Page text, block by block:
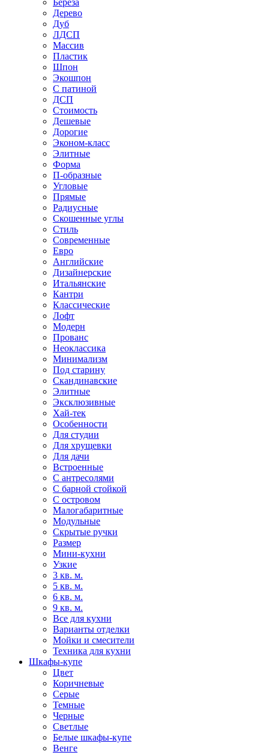
Береза
Дерево
Дуб
ЛДСП
Массив
Пластик
Шпон
Экошпон
С патиной
ДСП
Стоимость
Дешевые
Дорогие
Эконом-класс
Элитные
Форма
П-образные
Угловые
Прямые
Радиусные
Скошенные углы
Стиль
Современные
Евро
Английские
Дизайнерские
Итальянские
Кантри
Классические
Лофт
Модерн
Прованс
Неоклассика
Минимализм
Под старину
Скандинавские
Элитные
Эксклюзивные
Хай-тек
Особенности
Для студии
Для хрущевки
Для дачи
Встроенные
С антресолями
С барной стойкой
С островом
Малогабаритные
Модульные
Скрытые ручки
Размер
Мини-кухни
Узкие
3 кв. м.
5 кв. м.
6 кв. м.
9 кв. м.
Все для кухни
Варианты отделки
Мойки и смесители
Техника для кухни
Шкафы-купе
Цвет
Коричневые
Серые
Темные
Черные
Светлые
Белые шкафы-купе
Венге